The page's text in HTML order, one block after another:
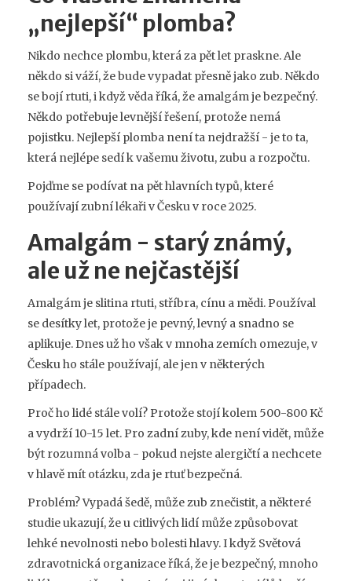
„nejlepší“ plomba?
Nikdo nechce plombu, která za pět let praskne. Ale
někdo si váží, že bude vypadat přesně jako zub. Někdo
se bojí rtuti, i když věda říká, že amalgám je bezpečný.
Někdo potřebuje levnější řešení, protože nemá
pojistku. Nejlepší plomba není ta nejdražší - je to ta,
která nejlépe sedí k vašemu životu, zubu a rozpočtu.
Pojďme se podívat na pět hlavních typů, které
používají zubní lékaři v Česku v roce 2025.
Amalgám - starý známý,
ale už ne nejčastější
Amalgám je slitina rtuti, stříbra, cínu a mědi. Používal
se desítky let, protože je pevný, levný a snadno se
aplikuje. Dnes už ho však v mnoha zemích omezuje, v
Česku ho stále používají, ale jen v některých
případech.
Proč ho lidé stále volí? Protože stojí kolem 500-800 Kč
a vydrží 10-15 let. Pro zadní zuby, kde není vidět, může
být rozumná volba - pokud nejste alergičtí a nechcete
v hlavě mít otázku, zda je rtuť bezpečná.
Problém? Vypadá šedě, může zub znečistit, a některé
studie ukazují, že u citlivých lidí může způsobovat
lehké nevolnosti nebo bolesti hlavy. I když Světová
zdravotnická organizace říká, že je bezpečný, mnoho